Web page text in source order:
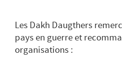
Les Dakh Daugthers
pays en guerre et
organisations :